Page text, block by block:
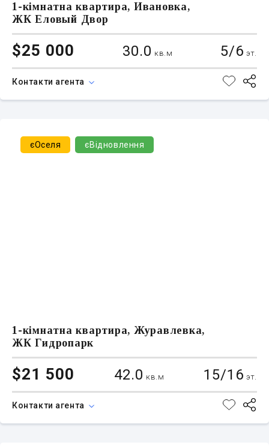
1-кімнатна квартира, Ивановка,
ЖК Еловый Двор
$25 000 30.0 кв.м 5/6 эт.
Контакти агента
єОселя єВідновлення
1-кімнатна квартира, Журавлевка,
ЖК Гидропарк
$21 500 42.0 кв.м 15/16 эт.
Контакти агента